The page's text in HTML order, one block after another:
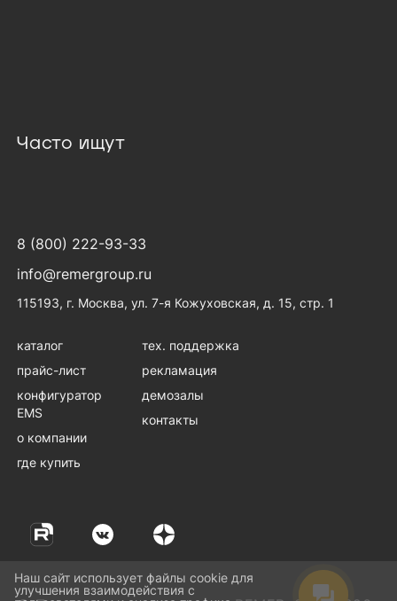
Часто ищут
8 (800) 222-93-33
info@remergroup.ru
115193, г. Москва, ул. 7-я Кожуховская, д. 15, стр. 1
каталог
прайс-лист
конфигуратор
EMS
о компании
где купить
тех. поддержка
рекламация
демозалы
контакты
Наш сайт использует файлы cookie для
улучшения взаимодействия с